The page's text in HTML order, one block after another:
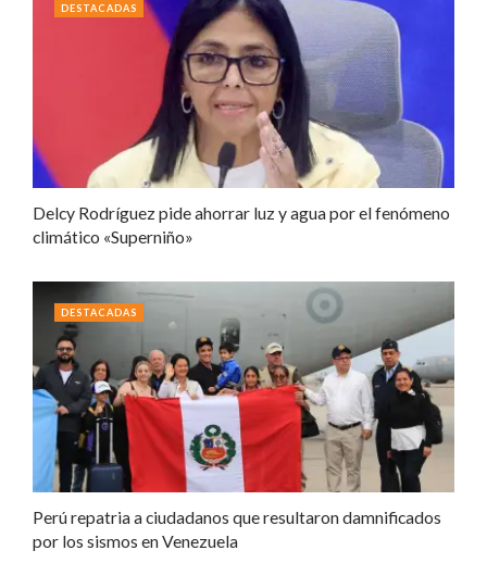
Delcy Rodríguez pide ahorrar luz y agua por el fenómeno
climático «Superniño»
DESTACADAS
Perú repatria a ciudadanos que resultaron damnificados
por los sismos en Venezuela
DESTACADAS